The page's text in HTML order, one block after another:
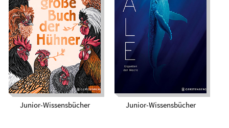
Das große Buch der
Hühner
Junior-Wissensbücher
Wale. Giganten der
Meere
Junior-Wissensbücher